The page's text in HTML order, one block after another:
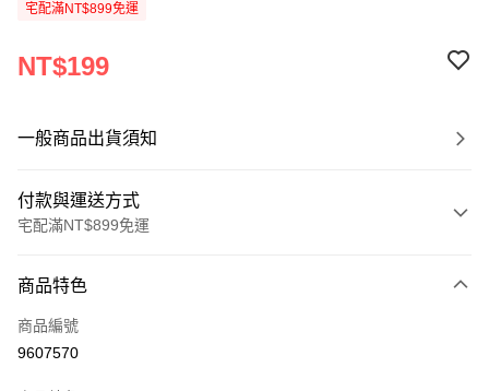
宅配滿NT$899免運
NT$199
一般商品出貨須知
付款與運送方式
宅配滿NT$899免運
信用卡一次付款
LINE Pay
商品特色
商品編號
9607570